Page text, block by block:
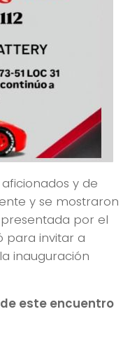
y de
y se mostraron
por el
para invitar a
inauguración
este encuentro